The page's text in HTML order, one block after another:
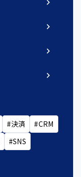
chevron_right
chevron_right
chevron_right
#決済
#CRM
#SNS